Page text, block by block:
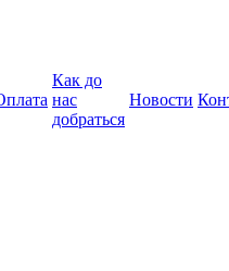
Как до
нас
добраться
Новости